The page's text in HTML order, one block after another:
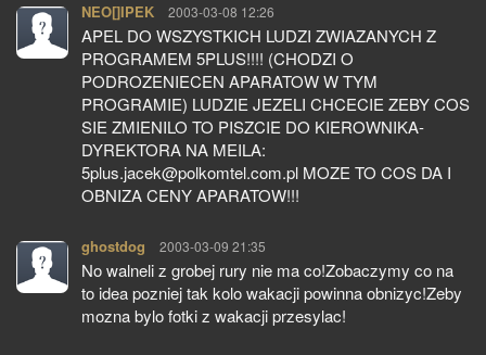
NEO[]IPEK pisze:
2003-03-08 12:26
APEL DO WSZYSTKICH LUDZI ZWIAZANYCH Z
PROGRAMEM 5PLUS!!!! (CHODZI O
PODROZENIECEN APARATOW W TYM
PROGRAMIE) LUDZIE JEZELI CHCECIE ZEBY COS
SIE ZMIENILO TO PISZCIE DO KIEROWNIKA-
DYREKTORA NA MEILA:
5plus.jacek@polkomtel.com.pl MOZE TO COS DA I
OBNIZA CENY APARATOW!!!
ghostdog pisze:
2003-03-09 21:35
No walneli z grobej rury nie ma co!Zobaczymy co na
to idea pozniej tak kolo wakacji powinna obnizyc!Zeby
mozna bylo fotki z wakacji przesylac!